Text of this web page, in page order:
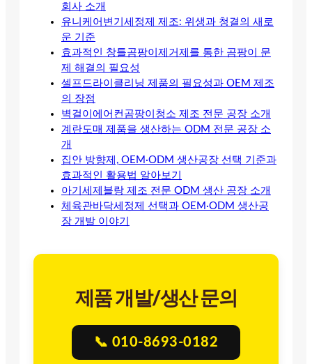
회사 소개
유니케어변기세정제 제조: 위생과 청결의 새로
운 기준
효과적인 창틀곰팡이제거제를 통한 곰팡이 문
제 해결의 필요성
셀프드라이클리닝 제품의 필요성과 OEM 제조
의 장점
벽걸이에어컨곰팡이청소 제조 전문 공장 소개
계란도매 제품을 생산하는 ODM 전문 공장 소
개
집안 방향제, OEM·ODM 생산공장 선택 기준과
효과적인 활용법 알아보기
아기세제블랑 제조 전문 ODM 생산 공장 소개
체육관바닥세정제 선택과 OEM·ODM 생산공
장 개발 이야기
제품 개발/생산 문의
📞 010-8693-0182